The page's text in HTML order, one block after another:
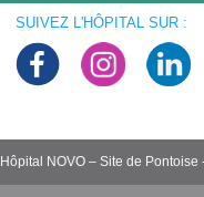
SUIVEZ L'HÔPITAL SUR :
Hôpital NOVO – Site de